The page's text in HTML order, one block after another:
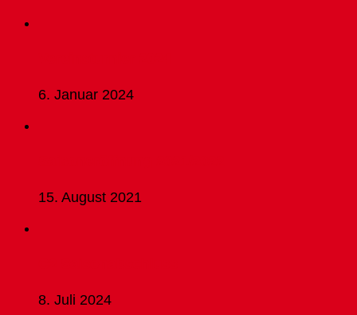
6. Januar 2024
15. August 2021
8. Juli 2024